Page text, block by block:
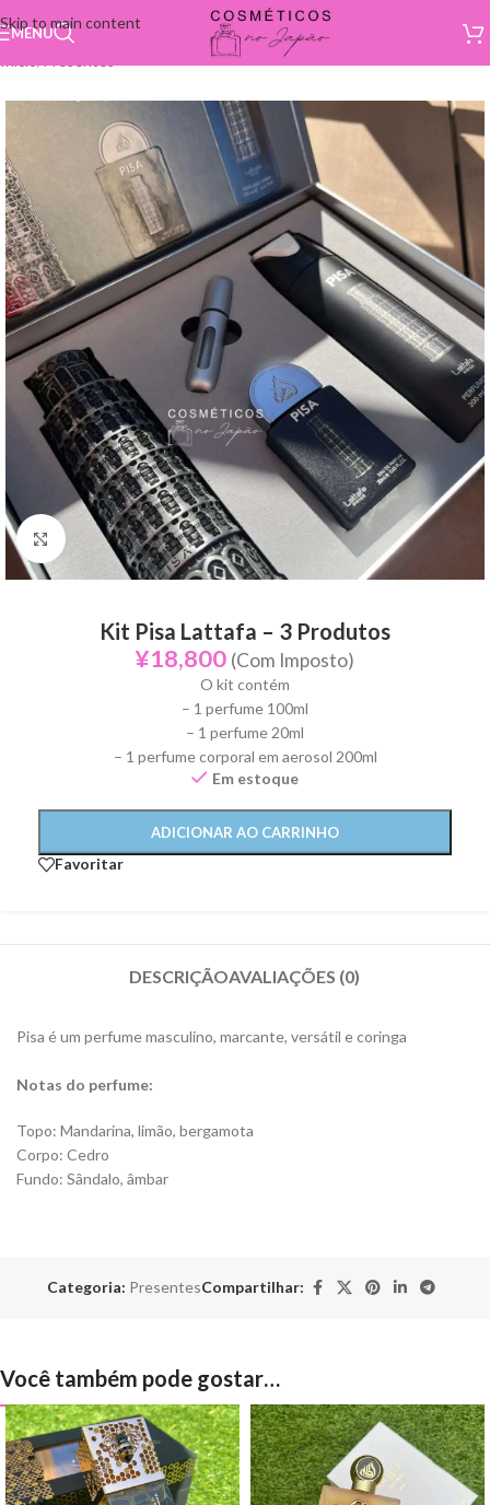
Skip to main content
MENU
Click to enlarge
Kit Pisa Lattafa – 3 Produtos
¥18,800 (Com Imposto)
O kit contém
– 1 perfume 100ml
– 1 perfume 20ml
– 1 perfume corporal em aerosol 200ml
Em estoque
ADICIONAR AO CARRINHO
Favoritar
DESCRIÇÃOAVALIAÇÕES (0)
Pisa é um perfume masculino, marcante, versátil e coringa
Notas do perfume:
Topo: Mandarina, limão, bergamota
Corpo: Cedro
Fundo: Sândalo, âmbar
Categoria: PresentesCompartilhar:
Você também pode gostar…